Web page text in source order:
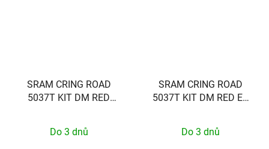
SRAM CRING ROAD
5037T KIT DM RED
Do 3 dnů
SRAM CRING ROAD
5037T KIT DM RED E1
Do 3 dnů